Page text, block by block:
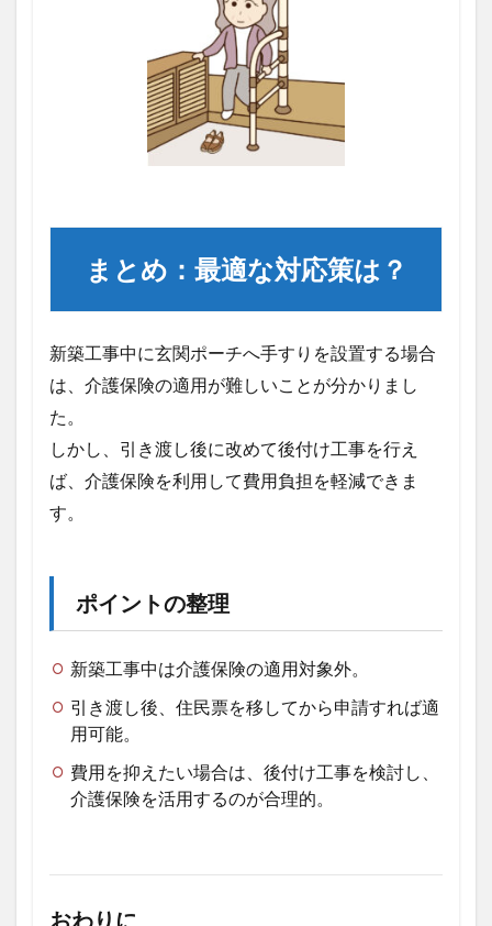
まとめ：最適な対応策は？
新築工事中に玄関ポーチへ手すりを設置する場合
は、介護保険の適用が難しいことが分かりまし
た。
しかし、引き渡し後に改めて後付け工事を行え
ば、介護保険を利用して費用負担を軽減できま
す。
ポイントの整理
新築工事中は介護保険の適用対象外。
引き渡し後、住民票を移してから申請すれば適
用可能。
費用を抑えたい場合は、後付け工事を検討し、
介護保険を活用するのが合理的。
おわりに